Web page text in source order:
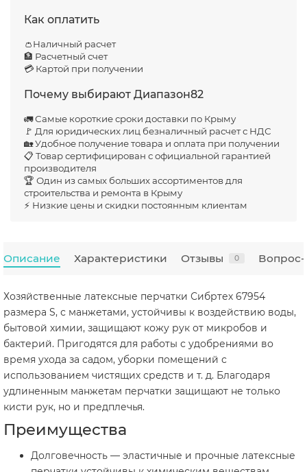
Как оплатить
👛Наличный расчет
🏦 Расчетный счет
💳 Картой при получении
Почему выбирают Диапазон82
🚛 Самые короткие сроки доставки по Крыму
🚩 Для юридических лиц безналичный расчет с НДС
🏡 Удобное получение товара и оплата при получении
📋 Товар сертифицирован с официальной гарантией
производителя
🏆 Один из самых больших ассортиментов для
строительства и ремонта в Крыму
⚡ Низкие цены и скидки постоянным клиентам
Описание Характеристики Отзывы 0 Вопрос-
Хозяйственные латексные перчатки Сибртех 67954
размера S, с манжетами, устойчивы к воздействию воды,
бытовой химии, защищают кожу рук от микробов и
бактерий. Пригодятся для работы с удобрениями во
время ухода за садом, уборки помещений с
использованием чистящих средств и т. д. Благодаря
удлиненным манжетам перчатки защищают не только
кисти рук, но и предплечья.
Преимущества
Долговечность — эластичные и прочные латексные